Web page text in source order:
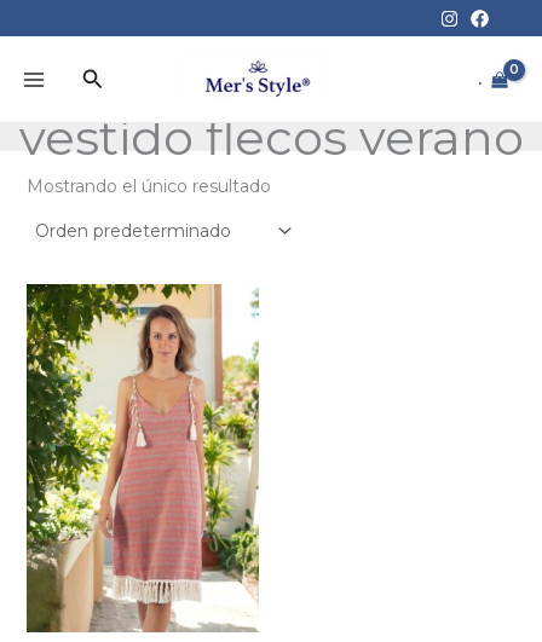
al
contenidoBuscar .
vestido flecos verano
Mostrando el único resultado